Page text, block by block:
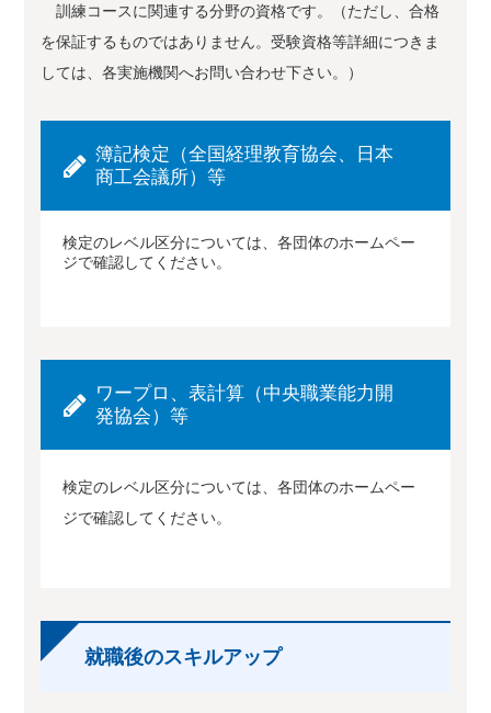
訓練コースに関連する分野の資格です。（ただし、合格
を保証するものではありません。受験資格等詳細につきま
しては、各実施機関へお問い合わせ下さい。）
簿記検定（全国経理教育協会、日本
商工会議所）等
検定のレベル区分については、各団体のホームペー
ジで確認してください。
ワープロ、表計算（中央職業能力開
発協会）等
検定のレベル区分については、各団体のホームペー
ジで確認してください。
就職後のスキルアップ